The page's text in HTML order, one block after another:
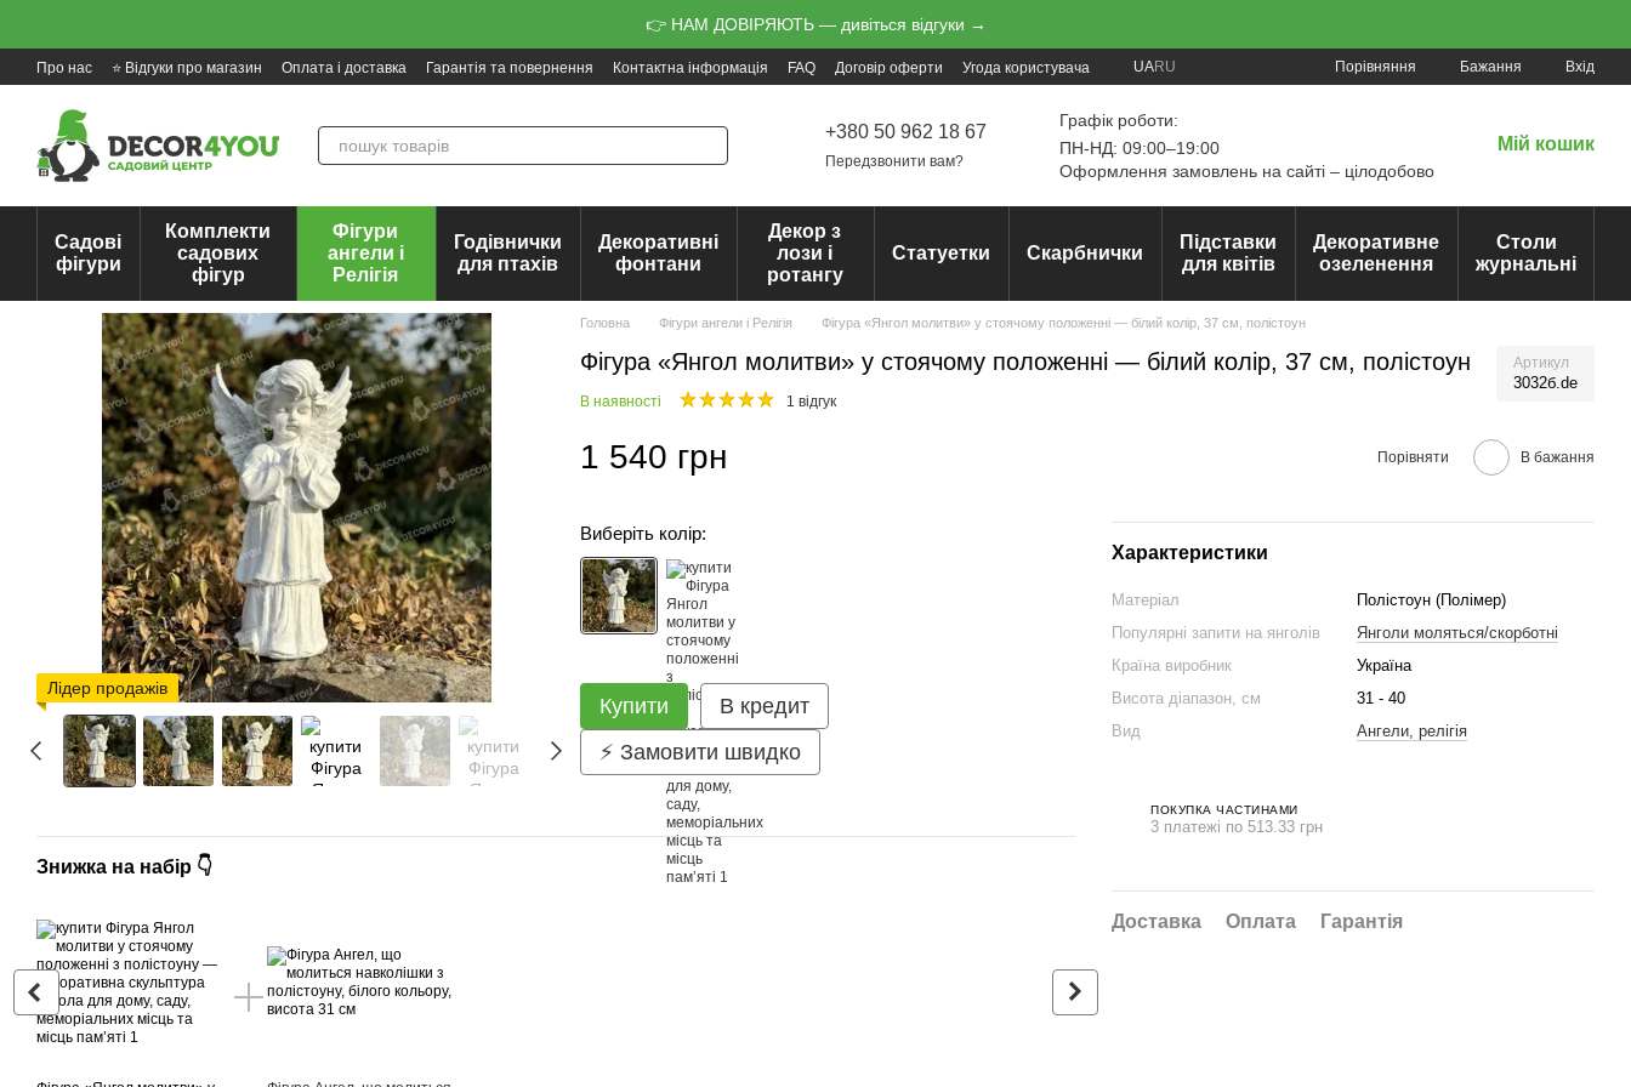
👉 НАМ ДОВІРЯЮТЬ — дивіться відгуки →
Про нас ⭐ Відгуки про магазин Оплата і доставка Гарантія та повернення Контактна інформація FAQ Договір оферти Угода користувача UARU Порівняння Бажання Вхід
+380 50 962 18 67
Передзвонити вам?
Графік роботи:
ПН-НД: 09:00–19:00
Оформлення замовлень на сайті – цілодобово
Мій кошик
Садові
фігури
Комплекти
садових
фігур
Фігури
ангели і
Релігія
Годівнички
для птахів
Декоративні
фонтани
Декор з
лози і
ротангу
Статуетки Скарбнички
Підставки
для квітів
Декоративне
озеленення
Столи
журнальні
Лідер продажів
Головна Фігури ангели і Релігія Фігура «Янгол молитви» у стоячому положенні — білий колір, 37 см, полістоун
Фігура «Янгол молитви» у стоячому положенні — білий колір, 37 см, полістоун Артикул
3032б.de
В наявності 1 відгук
1 540 грн Порівняти В бажання
Виберіть колір:
Купити
В кредит
⚡ Замовити швидко
Характеристики
Матеріал
Полістоун (Полімер)
Популярні запити на янголів
Янголи моляться/скорботні
Країна виробник
Україна
Висота діапазон, см
31 - 40
Вид
Ангели, релігія
ПОКУПКА ЧАСТИНАМИ
3 платежі по 513.33 грн
Доставка Оплата Гарантія
Знижка на набір 👇